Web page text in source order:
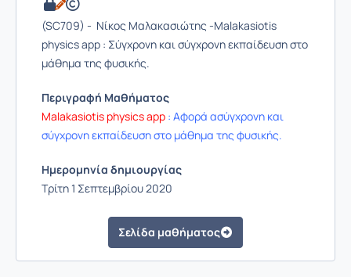
(SC709) - Νίκος Μαλακασιώτης -Malakasiotis
physics app : Σύγχρονη και σύγχρονη εκπαίδευση στο
μάθημα της φυσικής.
Περιγραφή Μαθήματος
Malakasiotis physics app : Αφορά ασύγχρονη και
σύγχρονη εκπαίδευση στο μάθημα της φυσικής.
Ημερομηνία δημιουργίας
Τρίτη 1 Σεπτεμβρίου 2020
Σελίδα μαθήματος